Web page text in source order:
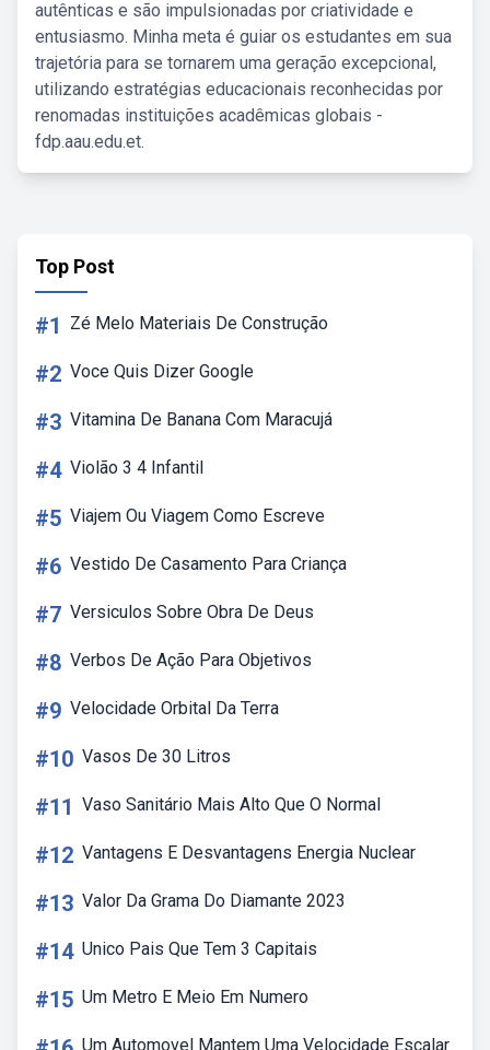
autênticas e são impulsionadas por criatividade e
entusiasmo. Minha meta é guiar os estudantes em sua
trajetória para se tornarem uma geração excepcional,
utilizando estratégias educacionais reconhecidas por
renomadas instituições acadêmicas globais -
fdp.aau.edu.et.
Top Post
#1 Zé Melo Materiais De Construção
#2 Voce Quis Dizer Google
#3 Vitamina De Banana Com Maracujá
#4 Violão 3 4 Infantil
#5 Viajem Ou Viagem Como Escreve
#6 Vestido De Casamento Para Criança
#7 Versiculos Sobre Obra De Deus
#8 Verbos De Ação Para Objetivos
#9 Velocidade Orbital Da Terra
#10 Vasos De 30 Litros
#11 Vaso Sanitário Mais Alto Que O Normal
#12 Vantagens E Desvantagens Energia Nuclear
#13 Valor Da Grama Do Diamante 2023
#14 Unico Pais Que Tem 3 Capitais
#15 Um Metro E Meio Em Numero
Um Automovel Mantem Uma Velocidade Escalar